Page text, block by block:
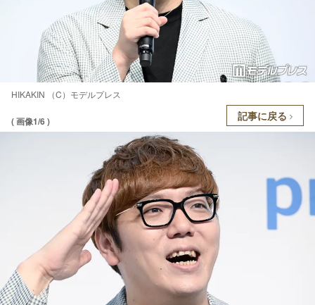
HIKAKIN （C）モデルプレス
( 画像1/6 ) 記事に戻る